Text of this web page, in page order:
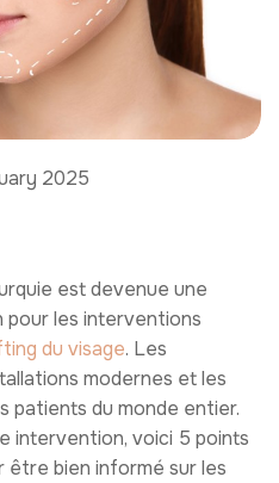
2025
est devenue une
pour les interventions
du visage. Les
modernes et les
patients du monde entier.
intervention, voici 5 points
être bien informé sur les